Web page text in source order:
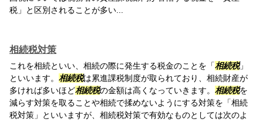
税」と区別されることが多い...
相続税対策
これを相続といい、相続の際に発生する税金のことを「相続税」
といいます。 相続税は累進課税制度が取られており、相続財産が
多ければ多いほど相続税の金額は高くなっていきます。 相続税を
減らす対策を取ることや相続で揉めないようにする対策を「相続
税対策」といいますが、相続税対策で有効なものとしては次のよ